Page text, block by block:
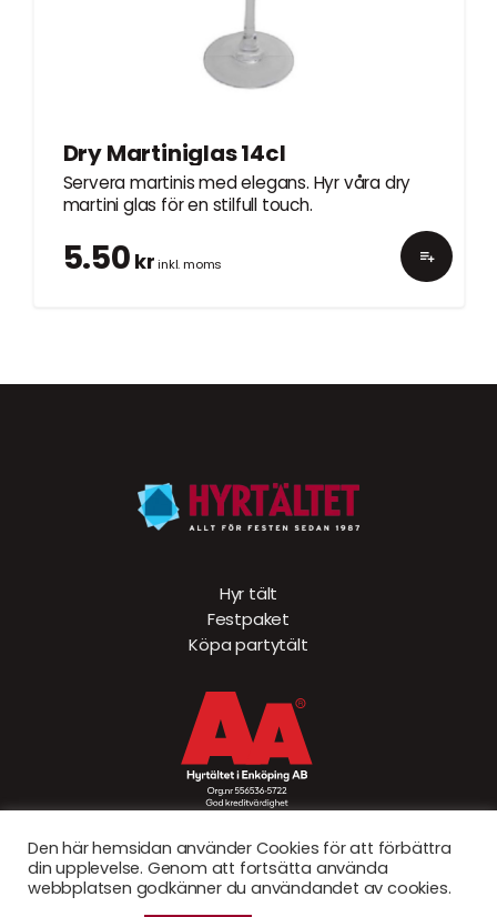
Dry Martiniglas 14cl
Servera martinis med elegans. Hyr våra dry
martini glas för en stilfull touch.
5.50 krinkl. moms
Den här hemsidan använder Cookies för att förbättra
din upplevelse. Genom att fortsätta använda
webbplatsen godkänner du användandet av cookies.
Hyr tält
Festpaket
Köpa partytält
© Hyrtältet 2026. Created bySad Bear AB